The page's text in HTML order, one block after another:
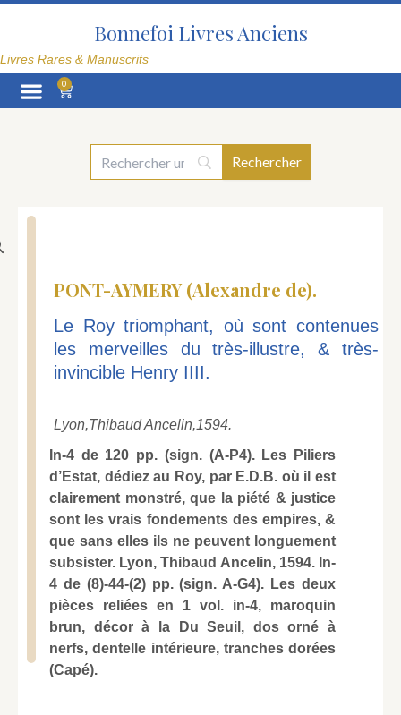
Aller
Bonnefoi Livres Anciens
Livres Rares & Manuscrits
0
Panier
PONT-AYMERY (Alexandre de).
Le Roy triomphant, où sont contenues
les merveilles du très-illustre, & très-
invincible Henry IIII.
Lyon,Thibaud Ancelin,1594.
In-4 de 120 pp. (sign. (A-P4). Les Piliers
d’Estat, dédiez au Roy, par E.D.B. où il est
clairement monstré, que la piété & justice
sont les vrais fondements des empires, &
que sans elles ils ne peuvent longuement
subsister. Lyon, Thibaud Ancelin, 1594. In-
4 de (8)-44-(2) pp. (sign. A-G4). Les deux
pièces reliées en 1 vol. in-4, maroquin
brun, décor à la Du Seuil, dos orné à
nerfs, dentelle intérieure, tranches dorées
(Capé).